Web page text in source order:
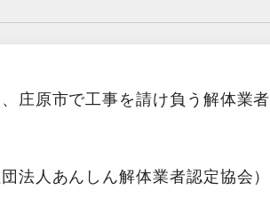
庄原市で工事を請け負う解体業者
法人あんしん解体業者認定協会）